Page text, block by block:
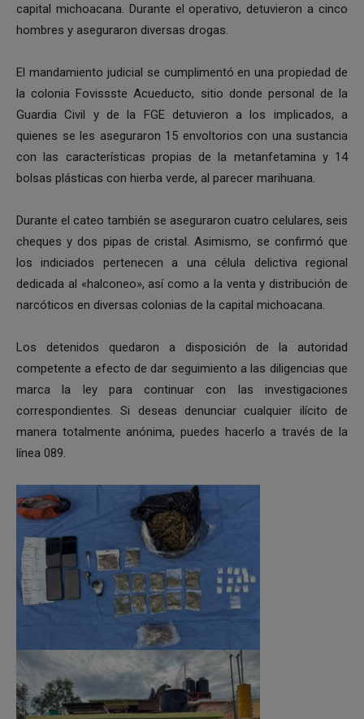
capital michoacana. Durante el operativo, detuvieron a cinco
hombres y aseguraron diversas drogas.
El mandamiento judicial se cumplimentó en una propiedad de
la colonia Fovissste Acueducto, sitio donde personal de la
Guardia Civil y de la FGE detuvieron a los implicados, a
quienes se les aseguraron 15 envoltorios con una sustancia
con las características propias de la metanfetamina y 14
bolsas plásticas con hierba verde, al parecer marihuana.
Durante el cateo también se aseguraron cuatro celulares, seis
cheques y dos pipas de cristal. Asimismo, se confirmó que
los indiciados pertenecen a una célula delictiva regional
dedicada al «halconeo», así como a la venta y distribución de
narcóticos en diversas colonias de la capital michoacana.
Los detenidos quedaron a disposición de la autoridad
competente a efecto de dar seguimiento a las diligencias que
marca la ley para continuar con las investigaciones
correspondientes. Si deseas denunciar cualquier ilícito de
manera totalmente anónima, puedes hacerlo a través de la
línea 089.